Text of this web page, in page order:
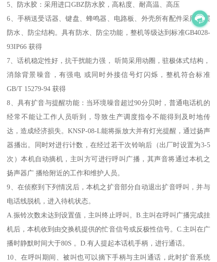
5、防水胶：采用进口GBZ防水胶，高粘度、耐高温、高压
6、手柄送受话器、键盘、蜂鸣器、电路板、外壳所有配件采用多层
防水、防尘结构。具有防水、防尘功能，整机等级达到标准GB4028-
93IP66 获得
7、话机稳定性好，抗干扰能力强， 听筒采用动圈，驻极体式结构，
消除背景噪音，有强电 或同时外接信号灯闪烁，整机符合标准
GB/T 15279-94 获得
8、具有扩音与提醒功能：当环境噪音超过90分贝时，普通电话机的
经常不能让工作人员听到，导致生产调度指令不能得到及时地传
达，造成经济损失。KNSP-08-L能将振放大并有灯光提醒，通过扬声
器播出。同时对进行计数，在经过若干次铃响后（出厂时设置为3-5
次）本机自动摘机，主叫方可进行呼叫广播，其声音将通过本机之
扬声器广 播给附近的工作和维护人员。
9、在侦察到下列情况后，本机之扩音部分自动退出扩音呼叫，并与
电话线脱机，进入待机状态。
A.振铃次数未达到设置值，主叫终止呼叫。B.主叫在呼叫广播完成挂
机后，本机收到由交换机提供的忙音信号或反极性信号。C.主叫在广
播时静默时间大于80S 。D.有人提起本话机手柄，进行通话。
10、在呼叫期间、被叫也可以摘下手柄与主叫通话，此时扩音系统